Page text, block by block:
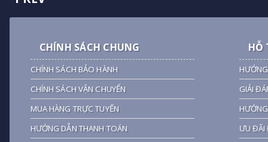
CHÍNH SÁCH CHUNG
CHÍNH SÁCH BẢO HÀNH
CHÍNH SÁCH VẬN CHUYỂN
MUA HÀNG TRỰC TUYẾN
HƯỚNG DẪN THANH TOÁN
HỖ
GIẢI
ƯU ĐÃI